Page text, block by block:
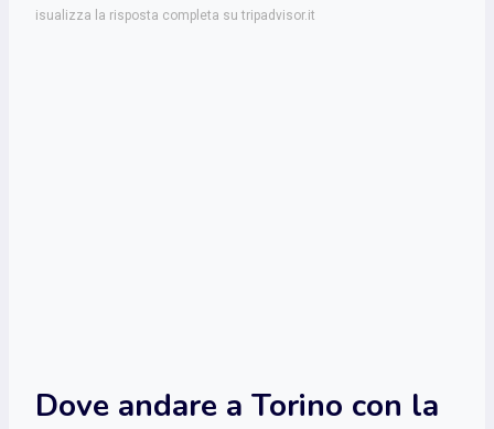
isualizza la risposta completa su tripadvisor.it
Dove andare a Torino con la